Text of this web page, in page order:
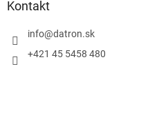
Kontakt
info@datron.sk
+421 45 5458 480